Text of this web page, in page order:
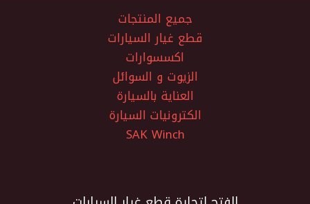
جميع المنتجات
قطع غيار السيارات
اكسسوارات
الزيوت و السوائل
العناية بالسيارة
الكترونيات السيارة
SAK Winch